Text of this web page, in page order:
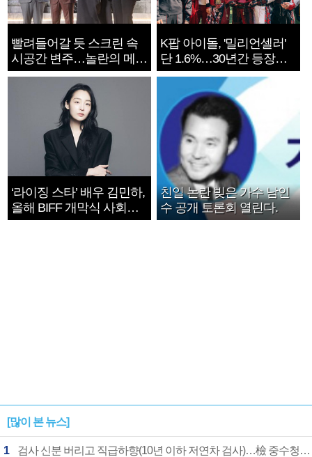
빨려들어갈 듯 스크린 속
시공간 변주…놀란의 메시
지는 ‘전쟁 속죄’
K팝 아이돌, '밀리언셀러'
단 1.6%…30년간 등장
1182개팀 전수조사
‘라이징 스타’ 배우 김민하,
올해 BIFF 개막식 사회자
확정
친일 논란 빚은 가수 남인
수 공개 토론회 열린다.
[많이 본 뉴스]
1 검사 신분 버리고 직급하향(10년 이하 저연차 검사)…檢 중수청행 기피